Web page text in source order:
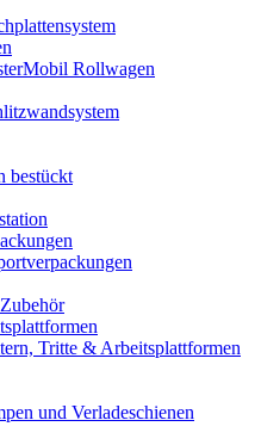
Rollwagen
bestückt
Tritte & Arbeitsplattformen
und Verladeschienen